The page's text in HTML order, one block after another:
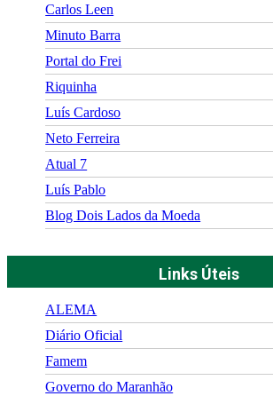
Carlos Leen
Minuto Barra
Portal do Frei
Riquinha
Luís Cardoso
Neto Ferreira
Atual 7
Luís Pablo
Blog Dois Lados da Moeda
Links Úteis
ALEMA
Diário Oficial
Famem
Governo do Maranhão